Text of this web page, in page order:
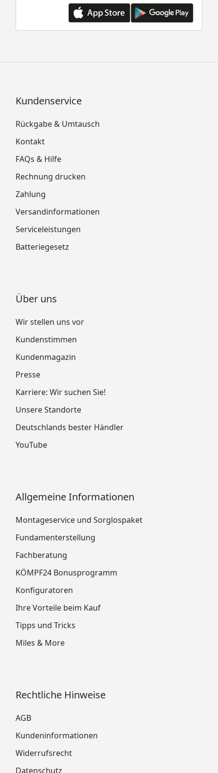
Kundenservice
Rückgabe & Umtausch
Kontakt
FAQs & Hilfe
Rechnung drucken
Zahlung
Versandinformationen
Serviceleistungen
Batteriegesetz
Über uns
Wir stellen uns vor
Kundenstimmen
Kundenmagazin
Presse
Karriere: Wir suchen Sie!
Unsere Standorte
Deutschlands bester Händler
YouTube
Allgemeine Informationen
Montageservice und Sorglospaket
Fundamenterstellung
Fachberatung
KÖMPF24 Bonusprogramm
Konfiguratoren
Ihre Vorteile beim Kauf
Tipps und Tricks
Miles & More
Rechtliche Hinweise
AGB
Kundeninformationen
Widerrufsrecht
Datenschutz